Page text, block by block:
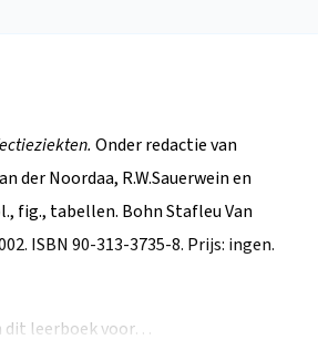
Onder redactie van
der Noordaa, R.W.Sauerwein en
fig., tabellen. Bohn Stafleu Van
ISBN 90-313-3735-8. Prijs: ingen.
dit leerboek voor…